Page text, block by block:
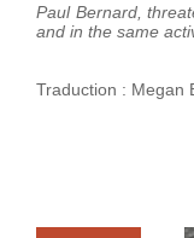
Paul Bernard,
and in the same
Traduction : Megan